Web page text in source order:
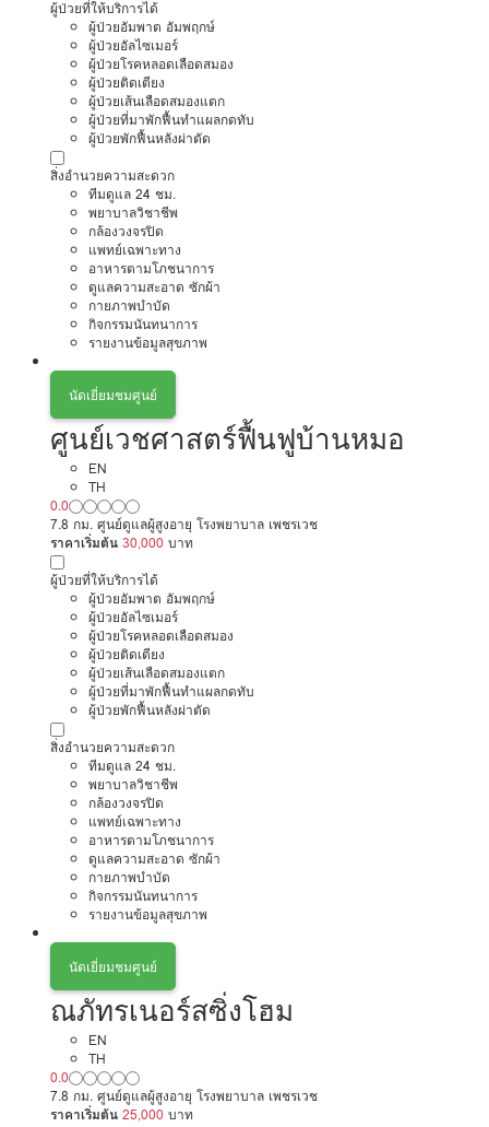
ผู้ป่วยที่ให้บริการได้
ผู้ป่วยอัมพาต อัมพฤกษ์
ผู้ป่วยอัลไซเมอร์
ผู้ป่วยโรคหลอดเลือดสมอง
ผู้ป่วยติดเตียง
ผู้ป่วยเส้นเลือดสมองแตก
ผู้ป่วยที่มาพักฟื้นทำแผลกดทับ
ผู้ป่วยพักฟื้นหลังผ่าตัด
สิ่งอำนวยความสะดวก
ทีมดูแล 24 ชม.
พยาบาลวิชาชีพ
กล้องวงจรปิด
แพทย์เฉพาะทาง
อาหารตามโภชนาการ
ดูแลความสะอาด ซักผ้า
กายภาพบำบัด
กิจกรรมนันทนาการ
รายงานข้อมูลสุขภาพ
นัดเยี่ยมชมศูนย์
ศูนย์เวชศาสตร์ฟื้นฟูบ้านหมอ
EN
TH
0.0
7.8 กม. ศูนย์ดูแลผู้สูงอายุ โรงพยาบาล เพชรเวช
ราคาเริ่มต้น 30,000 บาท
ผู้ป่วยที่ให้บริการได้
ผู้ป่วยอัมพาต อัมพฤกษ์
ผู้ป่วยอัลไซเมอร์
ผู้ป่วยโรคหลอดเลือดสมอง
ผู้ป่วยติดเตียง
ผู้ป่วยเส้นเลือดสมองแตก
ผู้ป่วยที่มาพักฟื้นทำแผลกดทับ
ผู้ป่วยพักฟื้นหลังผ่าตัด
สิ่งอำนวยความสะดวก
ทีมดูแล 24 ชม.
พยาบาลวิชาชีพ
กล้องวงจรปิด
แพทย์เฉพาะทาง
อาหารตามโภชนาการ
ดูแลความสะอาด ซักผ้า
กายภาพบำบัด
กิจกรรมนันทนาการ
รายงานข้อมูลสุขภาพ
นัดเยี่ยมชมศูนย์
ณภัทรเนอร์สซิ่งโฮม
EN
TH
0.0
7.8 กม. ศูนย์ดูแลผู้สูงอายุ โรงพยาบาล เพชรเวช
ราคาเริ่มต้น 25,000 บาท